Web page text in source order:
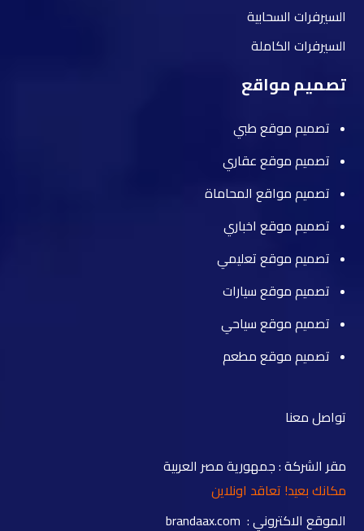
السيرفرات السحابية
السيرفرات الكاملة
تصميم مواقع
تصميم موقع طبي
تصميم موقع عقاري
تصميم مواقع المحاماة
تصميم موقع اخباري
تصميم موقع تعليمي
تصميم موقع سيارات
تصميم موقع سياحي
تصميم موقع مطعم
تواصل معنا
مقر الشركة : جمهورية مصر العربية
مكانك بعيد! تعاقد اونلاين
الموقع الاكتروني : brandaax.com